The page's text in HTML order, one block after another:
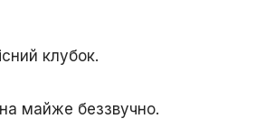
клубок.
майже беззвучно.